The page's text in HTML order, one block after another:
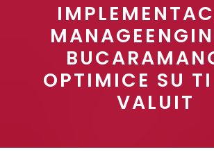
OPTIMICE SU
VALUIT